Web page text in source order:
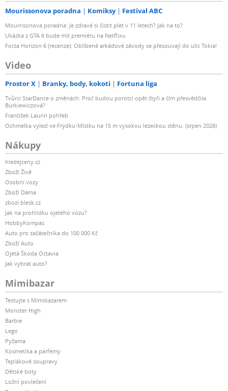
Mourissonova poradna Komiksy Festival ABC
Mourrisonova poradna: Je zdravé si čistit pleť v 11 letech? Jak na to?
Ukázka z GTA 6 bude mít premiéru na Netflixu
Forza Horizon 6 (recenze): Oblíbené arkádové závody se přesouvají do ulic Tokia!
Video
Prostor X Branky, body, kokoti Fortuna liga
Tvůrci StarDance o změnách: Proč budou porotci opět čtyři a čím přesvědčila
Burkiewiczová?
František Laurin pohřeb
Ochmelka vylezl ve Frýdku-Místku na 15 m vysokou lezeckou stěnu. (srpen 2026)
Nákupy
hledejceny.cz
Zboží Živě
Osobní vozy
Zboží Dáma
zbozi.blesk.cz
Jak na prohlídku ojetého vozu?
HobbyKompas
Auto pro začátečníka do 100 000 Kč
Zboží Auto
Ojetá Škoda Octavia
Jak vybrat auto?
Mimibazar
Testujte s Mimibazarem
Monster High
Barbie
Lego
Pyžama
Kosmetika a parfémy
Teplákové soupravy
Dětské boty
Ložní povlečení